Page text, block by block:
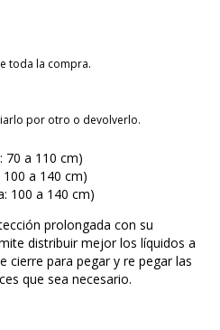
toda la compra.
por otro o devolverlo.
70 a 110 cm)
100 a 140 cm)
100 a 140 cm)
prolongada con su
distribuir mejor los líquidos a
cierre para pegar y re pegar las
que sea necesario.